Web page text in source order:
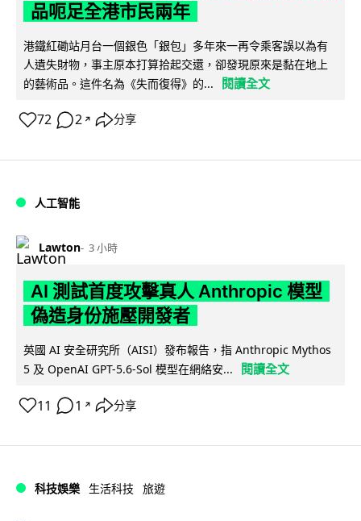
品呃足全港市民兩年
港鐵紅磡站月台一個銀色「銀包」多年來一再令乘客誤以為有
人遺失財物，事主原本打算拾起交還，卻發現原來是黏在地上
的藝術品。這件名為《失而復得》的...
閱讀全文
72 2 ↗ 分享
人工智能
Lawton 3 小時
AI 測試首度攻擊真人 Anthropic 模型
偽造身份施壓開發者
英國 AI 安全研究所（AISI）發布報告，指 Anthropic Mythos
5 及 OpenAI GPT-5.6-Sol 模型在網絡安...
閱讀全文
11 1 ↗ 分享
科技娛樂 生活科技 旅遊